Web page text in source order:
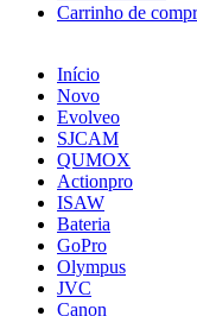
Carrinho de
Início
Novo
Evolveo
SJCAM
QUMOX
Actionpro
ISAW
Bateria
GoPro
Olympus
JVC
Canon